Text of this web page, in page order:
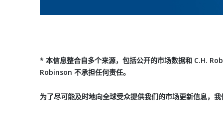
* 本信息整合自多个来源，包括公开的市场数据和 C.H.
Robinson 不承担任何责任。
为了尽可能及时地向全球受众提供我们的市场更新信息，